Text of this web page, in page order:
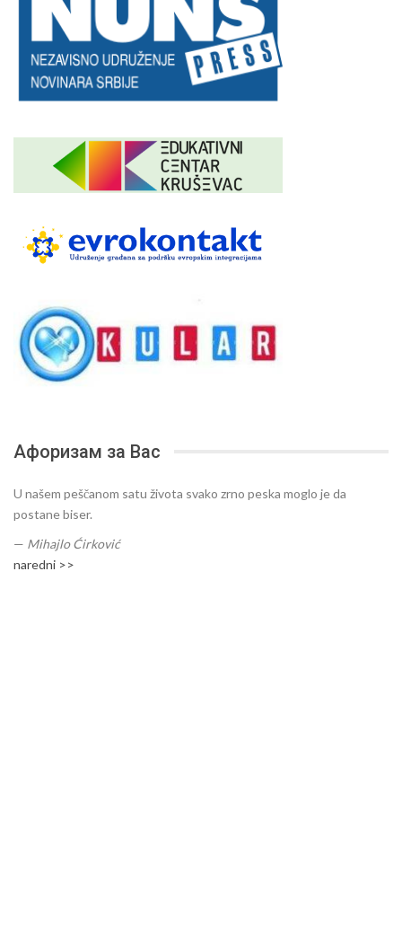
Афоризам за Вас
U našem peščanom satu života svako zrno peska moglo je da
postane biser.
— Mihajlo Ćirković
naredni >>